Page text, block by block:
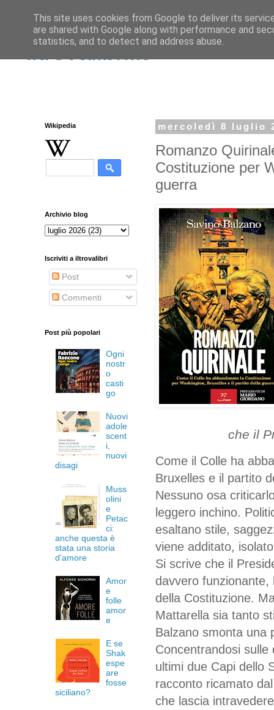
iltrovalibri.it
mercoledì 8 luglio
Romanzo
Costituzione per
guerra
che il
Come il Colle ha
Bruxelles e il partito
Nessuno osa
leggero inchino.
esaltano stile,
viene additato,
Si scrive che il
davvero funzionante,
della Costituzione.
Mattarella sia tanto
Balzano smonta una
Concentrandosi
ultimi due Capi dello
racconto ricamato
che lascia
Wikipedia
Archivio blog
Iscriviti a iltrovalibri
Post
Commenti
Post più popolari
Ogni
nostr
o
casti
go
Nuovi
adole
scent
i,
nuovi
disagi
Muss
olini
e
Petac
ci:
anche questa è
stata una storia
d'amore
Amor
e
folle
amor
e
E se
Shak
espe
are
fosse
siciliano?
This site uses cookies from Google to deliver its
are shared with Google along with performance and
statistics, and to detect and address abuse.